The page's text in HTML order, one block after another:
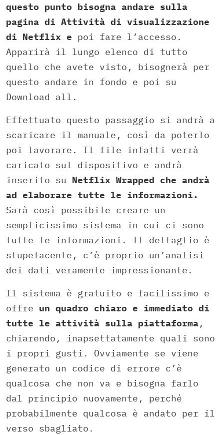
questo punto bisogna andare sulla
pagina di Attività di visualizzazione
di Netflix e poi fare l’accesso.
Apparirà il lungo elenco di tutto
quello che avete visto, bisognerà per
questo andare in fondo e poi su
Download all.
Effettuato questo passaggio si andrà a
scaricare il manuale, così da poterlo
poi lavorare. Il file infatti verrà
caricato sul dispositivo e andrà
inserito su Netflix Wrapped che andrà
ad elaborare tutte le informazioni.
Sarà così possibile creare un
semplicissimo sistema in cui ci sono
tutte le informazioni. Il dettaglio è
stupefacente, c’è proprio un’analisi
dei dati veramente impressionante.
Il sistema è gratuito e facilissimo e
offre un quadro chiaro e immediato di
tutte le attività sulla piattaforma,
chiarendo, inapsettatamente quali sono
i propri gusti. Ovviamente se viene
generato un codice di errore c’è
qualcosa che non va e bisogna farlo
dal principio nuovamente, perché
probabilmente qualcosa è andato per il
verso sbagliato.